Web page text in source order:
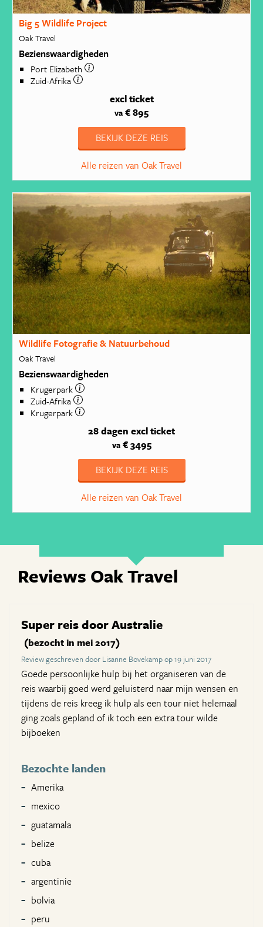
Big 5 Wildlife Project
Oak Travel
Bezienswaardigheden
Port Elizabeth
Zuid-Afrika
excl ticket
va € 895
BEKIJK DEZE REIS
Alle reizen van Oak Travel
Wildlife Fotografie & Natuurbehoud
Oak Travel
Bezienswaardigheden
Krugerpark
Zuid-Afrika
Krugerpark
28 dagen excl ticket
va€ 3495
BEKIJK DEZE REIS
Alle reizen van Oak Travel
Reviews Oak Travel
Super reis door Australie
(bezocht in mei 2017)
Review geschreven door Lisanne Bovekamp op 19 juni 2017
Goede persoonlijke hulp bij het organiseren van de
reis waarbij goed werd geluisterd naar mijn wensen en
tijdens de reis kreeg ik hulp als een tour niet helemaal
ging zoals gepland of ik toch een extra tour wilde
bijboeken
Bezochte landen
Amerika
mexico
guatamala
belize
cuba
argentinie
bolvia
peru